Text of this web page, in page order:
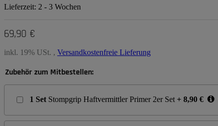
Lieferzeit: 2 - 3 Wochen
69,90 €
inkl. 19% USt. , Versandkostenfreie Lieferung
Zubehör zum Mitbestellen:
1 Set Stompgrip Haftvermittler Primer 2er Set + 8,90 €